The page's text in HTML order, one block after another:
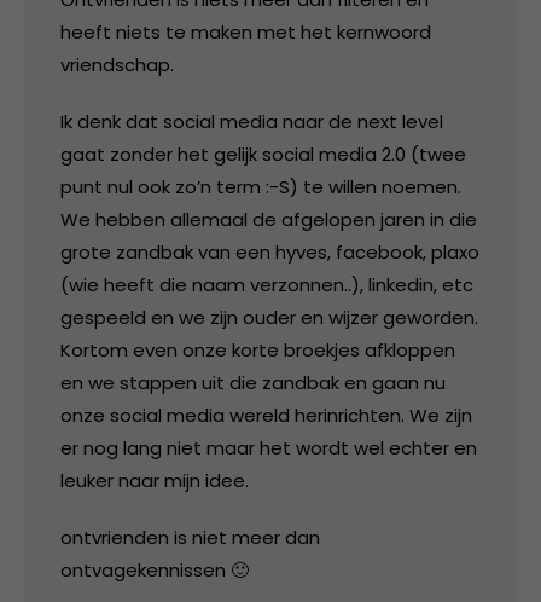
heeft niets te maken met het kernwoord
vriendschap.
Ik denk dat social media naar de next level
gaat zonder het gelijk social media 2.0 (twee
punt nul ook zo’n term :-S) te willen noemen.
We hebben allemaal de afgelopen jaren in die
grote zandbak van een hyves, facebook, plaxo
(wie heeft die naam verzonnen..), linkedin, etc
gespeeld en we zijn ouder en wijzer geworden.
Kortom even onze korte broekjes afkloppen
en we stappen uit die zandbak en gaan nu
onze social media wereld herinrichten. We zijn
er nog lang niet maar het wordt wel echter en
leuker naar mijn idee.
ontvrienden is niet meer dan
ontvagekennissen 🙂